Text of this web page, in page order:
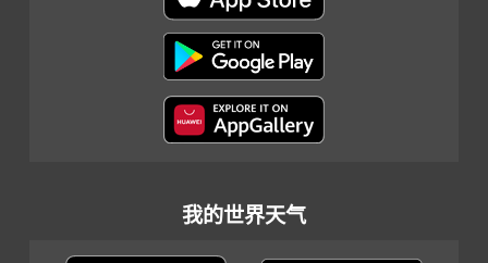
我的世界天气